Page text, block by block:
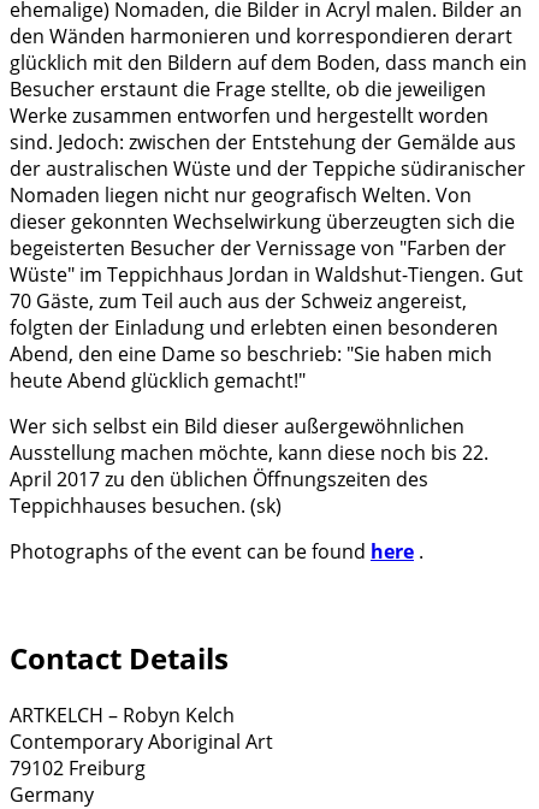
ehemalige) Nomaden, die Bilder in Acryl malen. Bilder an
den Wänden harmonieren und korrespondieren derart
glücklich mit den Bildern auf dem Boden, dass manch ein
Besucher erstaunt die Frage stellte, ob die jeweiligen
Werke zusammen entworfen und hergestellt worden
sind. Jedoch: zwischen der Entstehung der Gemälde aus
der australischen Wüste und der Teppiche südiranischer
Nomaden liegen nicht nur geografisch Welten. Von
dieser gekonnten Wechselwirkung überzeugten sich die
begeisterten Besucher der Vernissage von "Farben der
Wüste" im Teppichhaus Jordan in Waldshut-Tiengen. Gut
70 Gäste, zum Teil auch aus der Schweiz angereist,
folgten der Einladung und erlebten einen besonderen
Abend, den eine Dame so beschrieb: "Sie haben mich
heute Abend glücklich gemacht!"
Wer sich selbst ein Bild dieser außergewöhnlichen
Ausstellung machen möchte, kann diese noch bis 22.
April 2017 zu den üblichen Öffnungszeiten des
Teppichhauses besuchen. (sk)
Photographs of the event can be found here .
Contact Details
ARTKELCH – Robyn Kelch
Contemporary Aboriginal Art
79102 Freiburg
Germany